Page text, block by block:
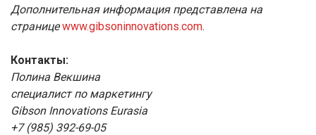
Дополнительная информация представлена на
странице www.gibsoninnovations.com.
Контакты:
Полина Векшина
специалист по маркетингу
Gibson Innovations Eurasia
+7 (985) 392-69-05